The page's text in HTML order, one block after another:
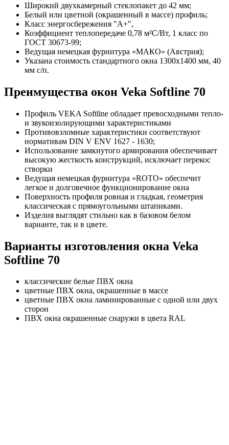
Широкий двухкамерный стеклопакет до 42 мм;
Белый или цветной (окрашенный в массе) профиль;
Класс энергосбережения "А+",
Коэффициент теплопередаче 0,78 м²С/Вт, 1 класс по
ГОСТ 30673-99;
Ведущая немецкая фурнитура «МАКО» (Австрия);
Указана стоимость стандартного окна 1300х1400 мм, 40
мм с/п.
Преимущества окон Veka Softline 70
Профиль VEKA Softline обладает превосходными тепло-
и звукоизолирующими характеристиками
Противовзломные характеристики соответствуют
нормативам DIN V ENV 1627 - 1630;
Использование замкнутого армирования обеспечивает
высокую жесткость конструкций, исключает перекос
створки
Ведущая немецкая фурнитура «ROTO» обеспечит
легкое и долговечное функционирование окна
Поверхность профиля ровная и гладкая, геометрия
классическая с прямоугольными штапиками.
Изделия выглядят стильно как в базовом белом
варианте, так и в цвете.
Варианты изготовления окна Veka
Softline 70
классические белые ПВХ окна
цветные ПВХ окна, окрашенные в массе
цветные ПВХ окна ламинированные с одной или двух
сторон
ПВХ окна окрашенные снаружи в цвета RAL